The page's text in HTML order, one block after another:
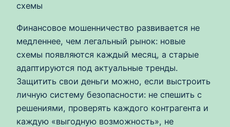
схемы
Финансовое мошенничество развивается не
медленнее, чем легальный рынок: новые
схемы появляются каждый месяц, а старые
адаптируются под актуальные тренды.
Защитить свои деньги можно, если выстроить
личную систему безопасности: не спешить с
решениями, проверять каждого контрагента и
каждую «выгодную возможность», не